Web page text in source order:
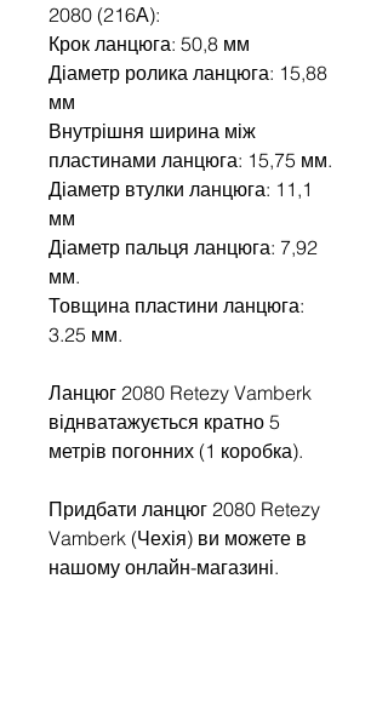
2080 (216А):
Крок ланцюга: 50,8 мм
Діаметр ролика ланцюга: 15,88
мм
Внутрішня ширина між
пластинами ланцюга: 15,75 мм.
Діаметр втулки ланцюга: 11,1
мм
Діаметр пальця ланцюга: 7,92
мм.
Товщина пластини ланцюга:
3.25 мм.​
Ланцюг 2080 Retezy Vamberk
віднватажується кратно 5
метрів погонних (1 коробка).
Придбати ланцюг 2080 Retezy
Vamberk (Чехія) ви можете в
нашому онлайн-магазині.